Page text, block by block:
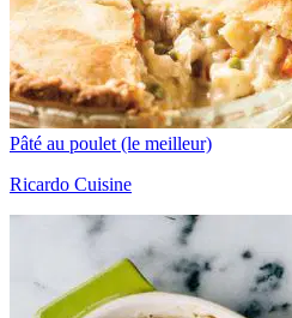
Pâté au poulet (le meilleur)
Ricardo Cuisine